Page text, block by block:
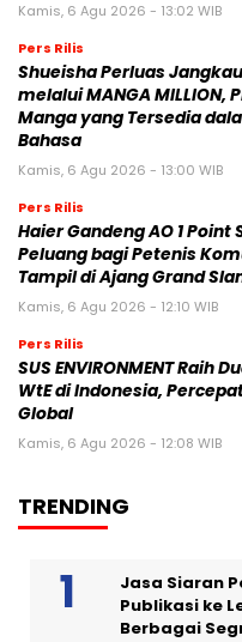
Kamis, 6 Agu 2026 - 13:02 WIB
Pers Rilis
Shueisha Perluas
melalui MANGA MILLION,
Manga yang Tersedia
Bahasa
Kamis, 6 Agu 2026 - 13:00 WIB
Pers Rilis
Haier Gandeng AO 1 Point
Peluang bagi Petenis
Tampil di Ajang Grand
Kamis, 6 Agu 2026 - 12:10 WIB
Pers Rilis
SUS ENVIRONMENT Raih
WtE di Indonesia,
Global
Kamis, 6 Agu 2026 - 12:08 WIB
TRENDING
Jasa Siaran
Publikasi ke
Berbagai